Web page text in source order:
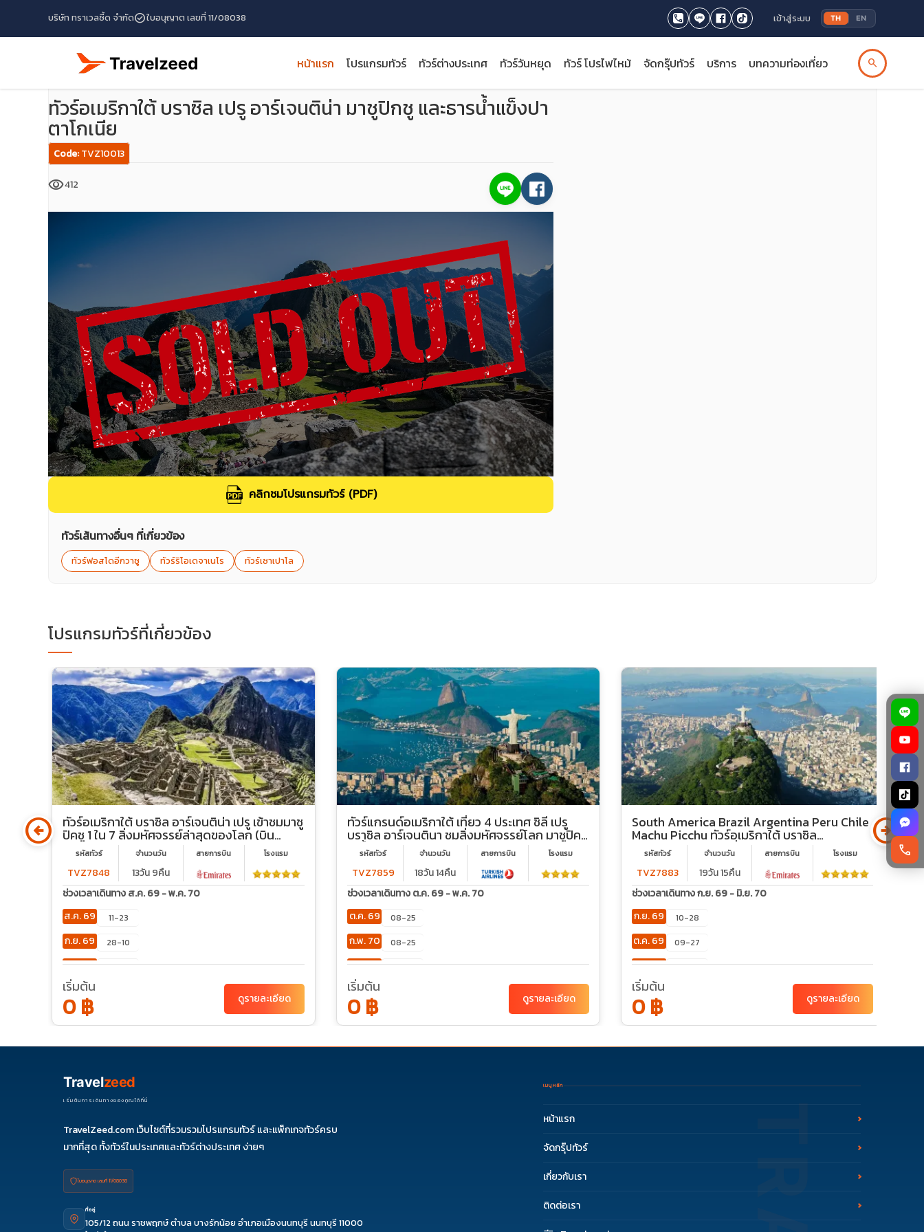
บริษัท ทราเวลซี้ด จำกัดcheck_circleใบอนุญาต เลขที่ 11/08038 เข้าสู่ระบบ TH EN
หน้าแรก โปรแกรมทัวร์ ทัวร์ต่างประเทศ ทัวร์วันหยุด ทัวร์ โปรไฟไหม้ จัดกรุ๊ปทัวร์ บริการ บทความท่องเที่ยว search
หน้าแรก โปรแกรมทัวร์ ทัวร์บราซิล
ทัวร์อเมริกาใต้ บราซิล เปรู อาร์เจนติน่า มาชูปิกชู และธารน้ำแข็งปา
ตาโกเนีย
Code:TVZ10013
visibility412
คลิกชมโปรแกรมทัวร์ (PDF)
ทัวร์เส้นทางอื่นๆ ที่เกี่ยวข้อง
ทัวร์ฟอสโดอีกวาซู ทัวร์ริโอเดจาเนโร ทัวร์เซาเปาโล
โปรแกรมทัวร์ที่เกี่ยวข้อง
ทัวร์อเมริกาใต้ บราซิล อาร์เจนติน่า เปรู เข้าชมมาชู
ปิคชู 1 ใน 7 สิ่งมหัศจรรย์ล่าสุดของโลก (บิน
ภายใน 6 ขา)
รหัสทัวร์
TVZ7848
จำนวนวัน
13วัน 9คืน
สายการบิน โรงเเรม
ช่วงเวลาเดินทาง ส.ค. 69 - พ.ค. 70
ส.ค. 69
11-23
ก.ย. 69 28-10
ต.ค. 69 16-28
พ.ย. 69
ธ.ค. 69
เม.ย. 70 05-17
เริ่มต้น
0 ฿ ดูรายละเอียด
ทัวร์แกรนด์อเมริกาใต้ เที่ยว 4 ประเทศ ชิลี เปรู
บราซิล อาร์เจนตินา ชมสิ่งมหัศจรรย์โลก มาชูปิคชู
รูปปั้นพระเยซู (บินภายใน7ขา)
รหัสทัวร์
TVZ7859
จำนวนวัน
18วัน 14คืน
สายการบิน โรงเเรม
ช่วงเวลาเดินทาง ต.ค. 69 - พ.ค. 70
ต.ค. 69
08-25
ก.พ. 70 08-25
มี.ค. 70 09-26
เม.ย. 70
พ.ค. 70
เริ่มต้น
0 ฿ ดูรายละเอียด
South America Brazil Argentina Peru Chile
Machu Picchu ทัวร์อเมริกาใต้ บราซิล
อาร์เจนตินา เปรู ชิลี นั่งรถไฟสู่ มาชู ปิคชู ชม 1 ใน7
สิ่งมหัศจรรย์ใหม่ของโลก (บินภายใน7ขา)
รหัสทัวร์
TVZ7883
จำนวนวัน
19วัน 15คืน
สายการบิน โรงเเรม
ช่วงเวลาเดินทาง ก.ย. 69 - มิ.ย. 70
ก.ย. 69
10-28
ต.ค. 69 09-27
พ.ย. 69 12-30
ธ.ค. 69
มี.ค. 70
เริ่มต้น
0 ฿ ดูรายละเอียด
arrow_circle_left arrow_circle_right
call
Travelzeed
เริ่มต้นการเดินทางของคุณได้ที่นี่
TravelZeed.com เว็บไซต์ที่รวมรวมโปรแกรมทัวร์ และแพ็กเกจทัวร์ครบ
มากที่สุด ทั้งทัวร์ในประเทศและทัวร์ต่างประเทศ ง่ายๆ
ใบอนุญาต เลขที่ 11/08038
ที่อยู่
105/12 ถนน ราชพฤกษ์ ตำบล บางรักน้อย อำเภอเมืองนนทบุรี นนทบุรี 11000
เมนูหลัก
หน้าแรก
จัดกรุ๊ปทัวร์
เกี่ยวกับเรา
ติดต่อเรา